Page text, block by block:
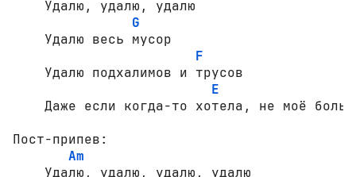
    Удалю, удалю, удалю
G
    Удалю весь мусор
F
    Удалю подхалимов и трусов
E
Даже если когда-то хотела, не моё
Пост-припев:
Am
    Удалю, удалю, удалю, удалю